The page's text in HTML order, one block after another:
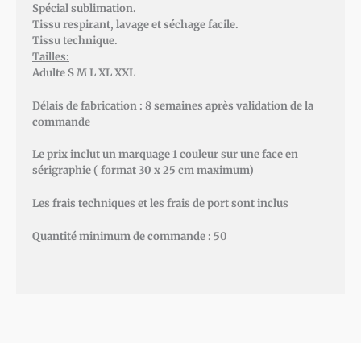
Spécial sublimation.
Tissu respirant, lavage et séchage facile.
Tissu technique.
Tailles:
Adulte S M L XL XXL
Délais de fabrication : 8 semaines après validation de la
commande
Le prix inclut un marquage 1 couleur sur une face en
sérigraphie ( format 30 x 25 cm maximum)
Les frais techniques et les frais de port sont inclus
Quantité minimum de commande : 50